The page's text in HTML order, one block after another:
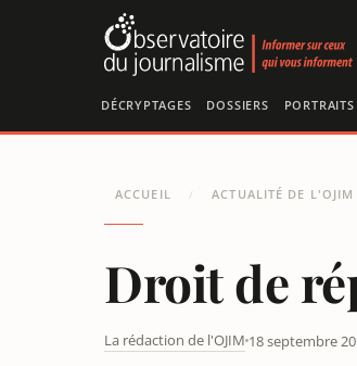
DÉCRYPTAGES DOSSIERS PORTRAITS
ACCUEIL / ACTUALITÉ DE L'OJIM
Droit de
La rédaction de l'OJIM 18 septembre
Panneau de gestion des cookies